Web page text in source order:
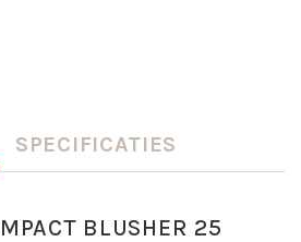
SPECIFICATIES
BLUSHER 25